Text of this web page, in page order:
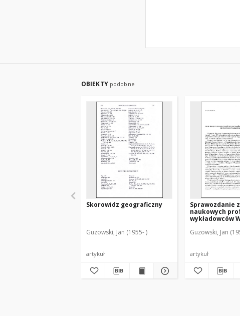
OBIEKTY podobne
Skorowidz geograficzny
Guzowski, Jan (1955- )
artykuł
Sprawozdanie
naukowych
wykładowców
Metropolii
Guzowski, Jan
artykuł